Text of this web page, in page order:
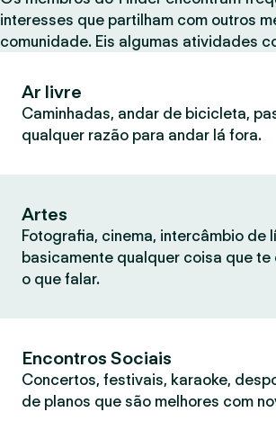
interesses que partilham com outros
comunidade. Eis algumas atividades
Ar livre
Caminhadas, andar de bicicleta,
qualquer razão para andar lá fora.
Artes
Fotografia, cinema, intercâmbio de
basicamente qualquer coisa que
o que falar.
Encontros Sociais
Concertos, festivais, karaoke,
de planos que são melhores com